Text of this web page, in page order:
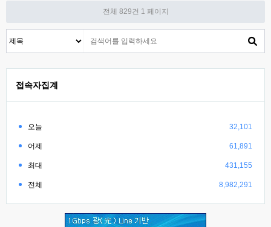
전체 829건 1 페이지
접속자집계
오늘 32,101
어제 61,891
최대 431,155
전체 8,982,291